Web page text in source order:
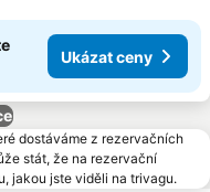
Ukázat ceny
dostáváme z rezervačních
stát, že na rezervační
jakou jste viděli na trivagu.